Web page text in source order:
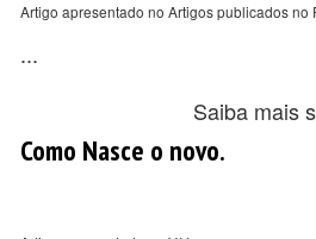
Artigo apresentado no Artigos publicados no
...
Saiba mais
Como Nasce o novo.